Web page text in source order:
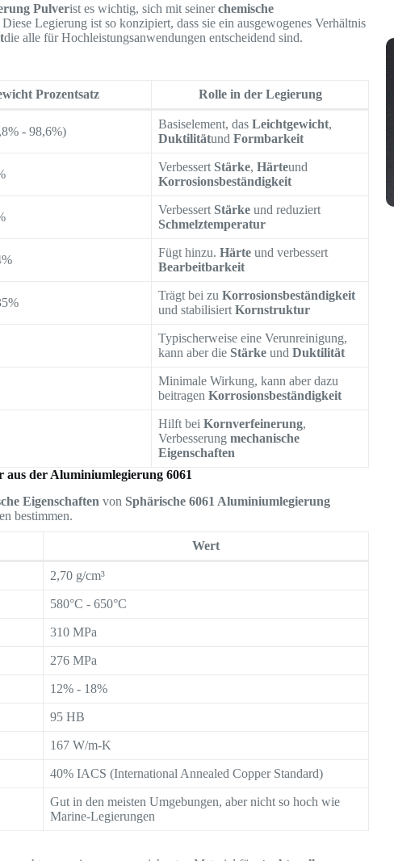
Pulverist es wichtig, sich mit seinerchemische
Diese Legierung ist so konzipiert, dass sie ein ausgewogenes Verhältnis
die alle für Hochleistungsanwendungen entscheidend sind.
Prozentsatz Rolle in der Legierung
- 98,6%)
Basiselement, dasLeichtgewicht,
DuktilitätundFormbarkeit
Verbessert Stärke,Härteund
Korrosionsbeständigkeit
Verbessert Stärke und reduziert
Schmelztemperatur
Fügt hinzu.Härte und verbessert
Bearbeitbarkeit
Trägt bei zuKorrosionsbeständigkeit
und stabilisiertKornstruktur
Typischerweise eine Verunreinigung,
kann aber die Stärke undDuktilität
Minimale Wirkung, kann aber dazu
beitragenKorrosionsbeständigkeit
Hilft beiKornverfeinerung,
Verbesserungmechanische
Eigenschaften
aus der Aluminiumlegierung 6061
Eigenschaften von Sphärische 6061 Aluminiumlegierung
bestimmen.
Wert
2,70 g/cm³
580°C - 650°C
310 MPa
276 MPa
12% - 18%
95 HB
167 W/m-K
40% IACS (International Annealed Copper Standard)
Gut in den meisten Umgebungen, aber nicht so hoch wie
Marine-Legierungen